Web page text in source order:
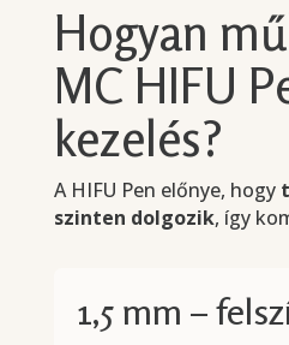
Hogyan
MC HIFU
kezelés?
A HIFU Pen előnye, hogy
szinten dolgozik, így
1,5 mm –